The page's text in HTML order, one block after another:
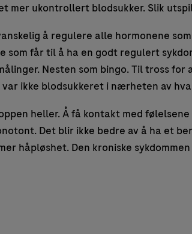
mer ukontrollert blodsukker. Slik
å regulere alle hormonene
som får til å ha en godt regulert
Nesten som bingo. Til tross for
ikke blodsukkeret i nærheten av
heller. Å få kontakt med
Det blir ikke bedre av å ha et
håpløshet. Den kroniske